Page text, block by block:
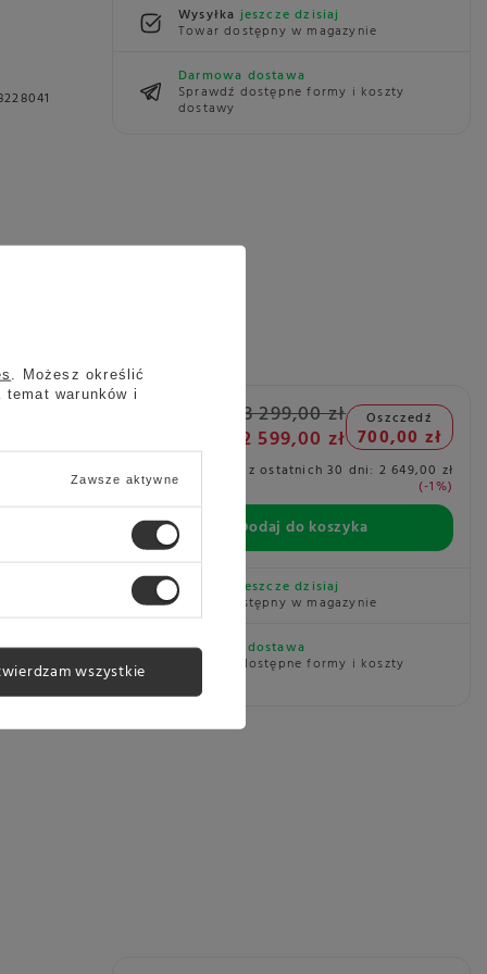
Wysyłkajeszcze dzisiaj
Towar dostępny w magazynie
Darmowa dostawa
Sprawdź dostępne formy i koszty
dostawy
3 299,00 zł
2 599,00 zł
Oszczedź
700,00 zł
Najniższa cena z ostatnich 30 dni: 2 649,00 zł
-1%
Dodaj do koszyka
Wysyłka jeszcze dzisiaj
Towar dostępny w magazynie
Darmowa dostawa
Sprawdź dostępne formy i koszty
. Możesz określić
warunków i
Zawsze aktywne
wszystkie